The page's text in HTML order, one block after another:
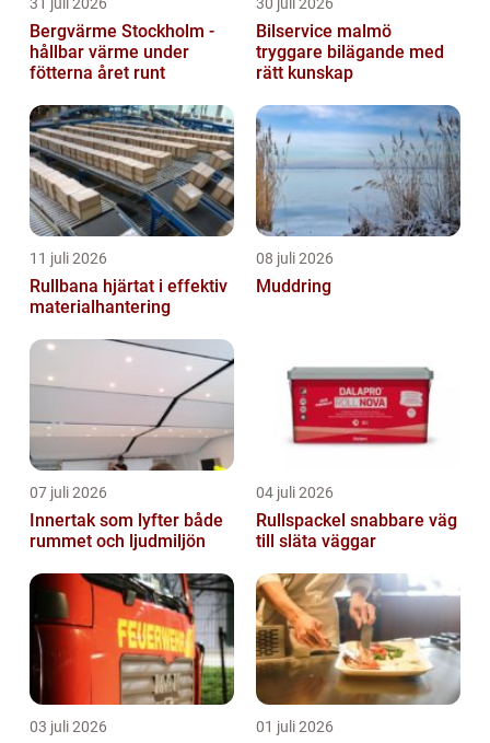
Bergvärme Stockholm -
hållbar värme under
fötterna året runt
Bilservice malmö
tryggare bilägande med
rätt kunskap
11 juli 2026
Rullbana hjärtat i effektiv
materialhantering
08 juli 2026
Muddring
07 juli 2026
Innertak som lyfter både
rummet och ljudmiljön
04 juli 2026
Rullspackel snabbare väg
till släta väggar
03 juli 2026 01 juli 2026